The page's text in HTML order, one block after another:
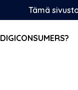
Tämä
DIGICONSUMERS?